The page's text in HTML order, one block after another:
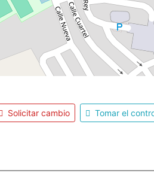
Solicitar cambio Tomar el